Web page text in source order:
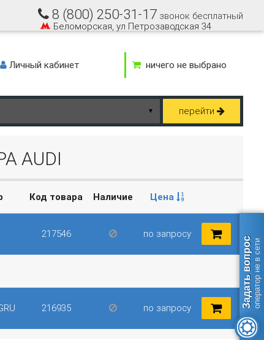
8 (800) 250-31-17 звонок бесплатный
Беломорская, ул Петрозаводская 34
Личный кабинет
ничего не выбрано
▼ перейти
AUDI
Код товара Наличие Цена
217546 по запросу
216935 по запросу Задать вопросоператор не в сети